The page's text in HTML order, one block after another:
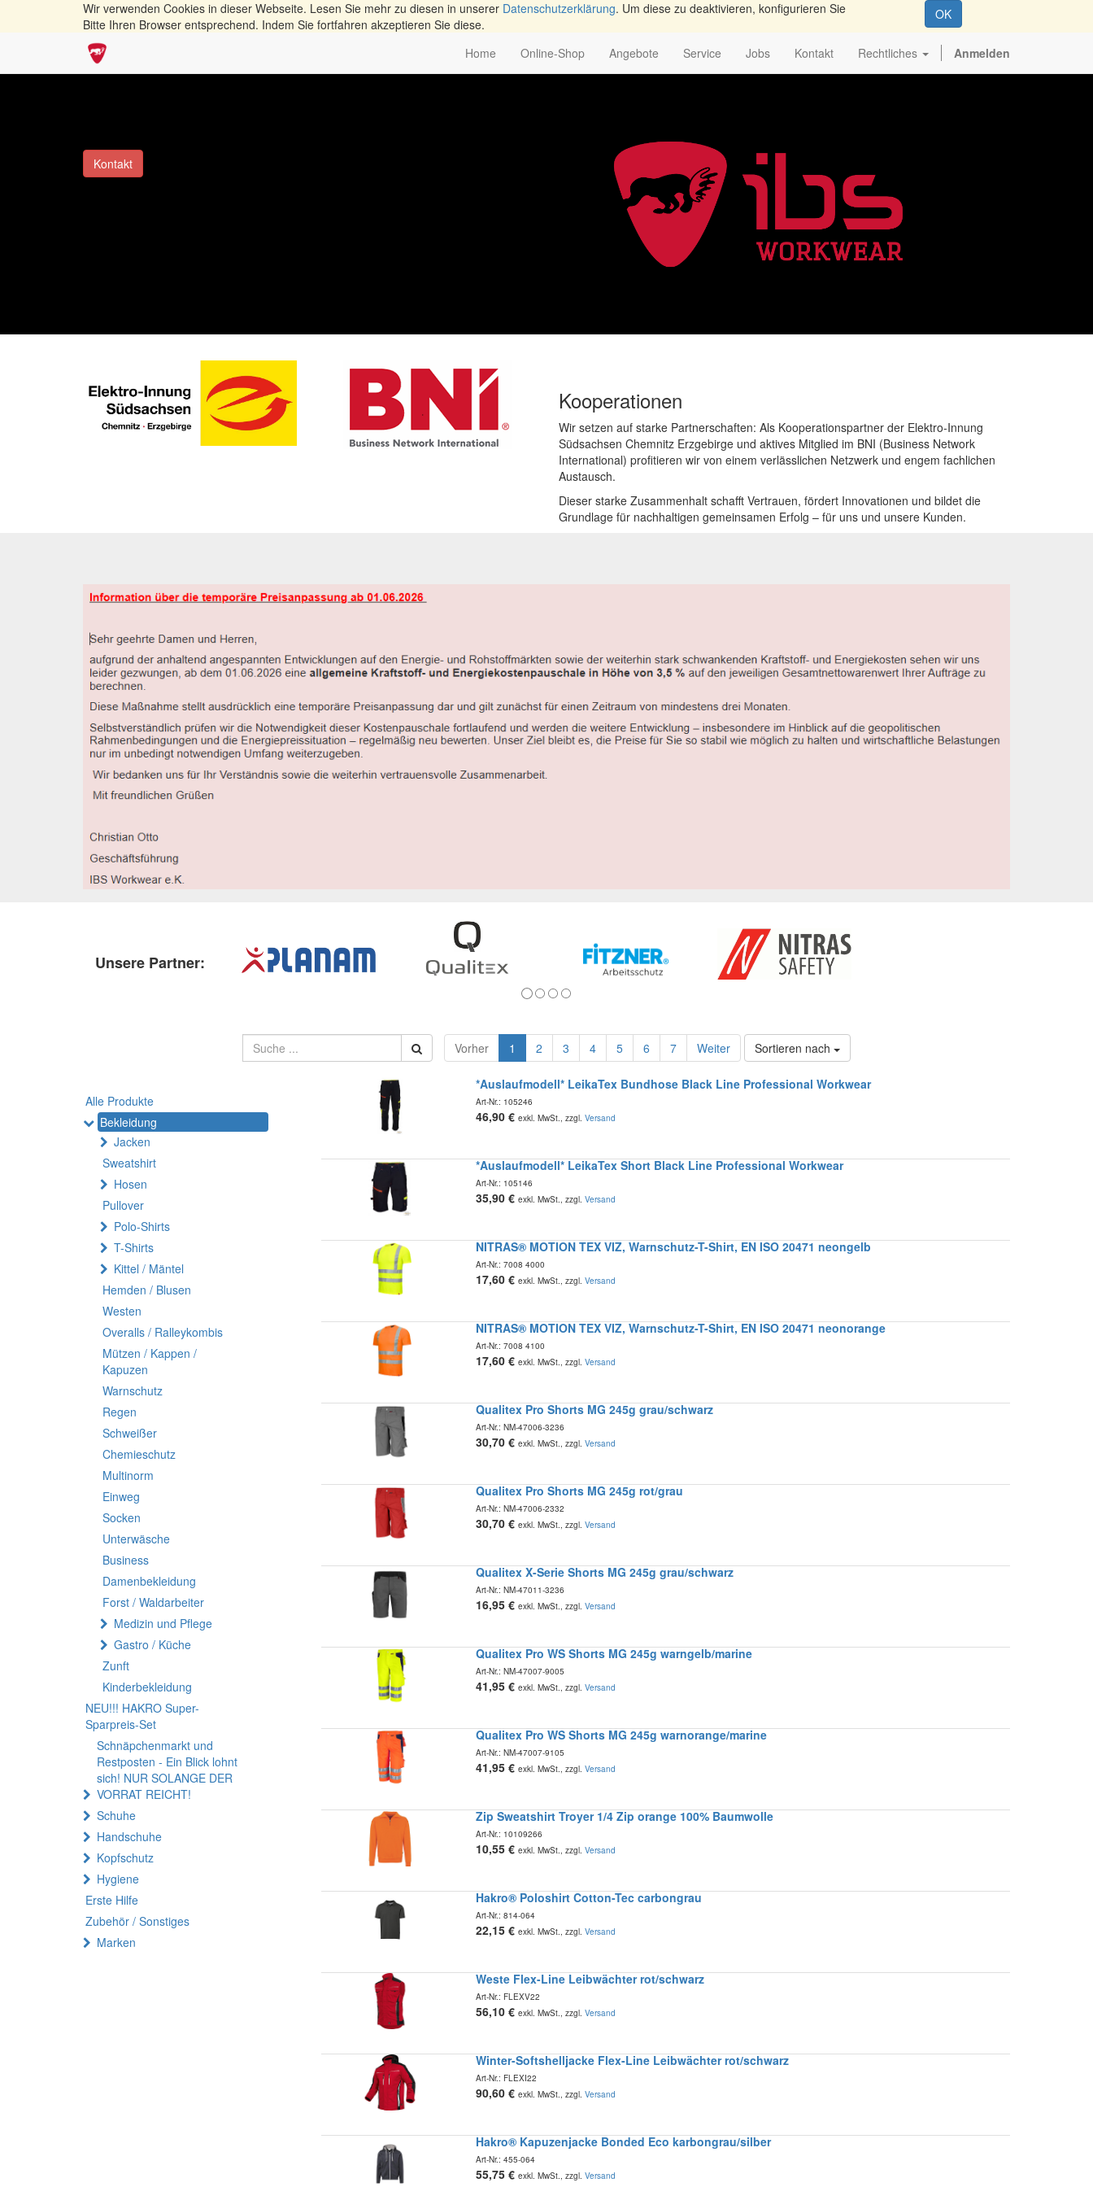
Wir verwenden Cookies in dieser Webseite. Lesen Sie mehr zu diesen in unserer Datenschutzerklärung. Um diese zu deaktivieren, konfigurieren Sie
Bitte Ihren Browser entsprechend. Indem Sie fortfahren akzeptieren Sie diese.
OK
Home Online-Shop Angebote Service Jobs Kontakt Rechtliches Anmelden
Kontakt
Kooperationen
Wir setzen auf starke Partnerschaften: Als Kooperationspartner der Elektro-Innung
Südsachsen Chemnitz Erzgebirge und aktives Mitglied im BNI (Business Network
International) profitieren wir von einem verlässlichen Netzwerk und engem fachlichen
Austausch.
Dieser starke Zusammenhalt schafft Vertrauen, fördert Innovationen und bildet die
Grundlage für nachhaltigen gemeinsamen Erfolg – für uns und unsere Kunden.
Unsere Partner:
Vorher 1 2 3 4 5 6 7 Weiter Sortieren nach
Alle Produkte
Bekleidung
Jacken
Sweatshirt
Hosen
Pullover
Polo-Shirts
T-Shirts
Kittel / Mäntel
Hemden / Blusen
Westen
Overalls / Ralleykombis
Mützen / Kappen /
Kapuzen
Warnschutz
Regen
Schweißer
Chemieschutz
Multinorm
Einweg
Socken
Unterwäsche
Business
Damenbekleidung
Forst / Waldarbeiter
Medizin und Pflege
Gastro / Küche
Zunft
Kinderbekleidung
NEU!!! HAKRO Super-
Sparpreis-Set
Schnäpchenmarkt und
Restposten - Ein Blick lohnt
sich! NUR SOLANGE DER
VORRAT REICHT!
Schuhe
Handschuhe
Kopfschutz
Hygiene
Erste Hilfe
Zubehör / Sonstiges
Marken
*Auslaufmodell* LeikaTex Bundhose Black Line Professional Workwear
Art-Nr.: 105246
46,90€ exkl. MwSt., zzgl. Versand
*Auslaufmodell* LeikaTex Short Black Line Professional Workwear
Art-Nr.: 105146
35,90€ exkl. MwSt., zzgl. Versand
NITRAS® MOTION TEX VIZ, Warnschutz-T-Shirt, EN ISO 20471 neongelb
Art-Nr.: 7008 4000
17,60€ exkl. MwSt., zzgl. Versand
NITRAS® MOTION TEX VIZ, Warnschutz-T-Shirt, EN ISO 20471 neonorange
Art-Nr.: 7008 4100
17,60€ exkl. MwSt., zzgl. Versand
Qualitex Pro Shorts MG 245g grau/schwarz
Art-Nr.: NM-47006-3236
30,70€ exkl. MwSt., zzgl. Versand
Qualitex Pro Shorts MG 245g rot/grau
Art-Nr.: NM-47006-2332
30,70€ exkl. MwSt., zzgl. Versand
Qualitex X-Serie Shorts MG 245g grau/schwarz
Art-Nr.: NM-47011-3236
16,95€ exkl. MwSt., zzgl. Versand
Qualitex Pro WS Shorts MG 245g warngelb/marine
Art-Nr.: NM-47007-9005
41,95€ exkl. MwSt., zzgl. Versand
Qualitex Pro WS Shorts MG 245g warnorange/marine
Art-Nr.: NM-47007-9105
41,95€ exkl. MwSt., zzgl. Versand
Zip Sweatshirt Troyer 1/4 Zip orange 100% Baumwolle
Art-Nr.: 10109266
10,55€ exkl. MwSt., zzgl. Versand
Hakro® Poloshirt Cotton-Tec carbongrau
Art-Nr.: 814-064
22,15€ exkl. MwSt., zzgl. Versand
Weste Flex-Line Leibwächter rot/schwarz
Art-Nr.: FLEXV22
56,10€ exkl. MwSt., zzgl. Versand
Winter-Softshelljacke Flex-Line Leibwächter rot/schwarz
Art-Nr.: FLEXI22
90,60€ exkl. MwSt., zzgl. Versand
Hakro® Kapuzenjacke Bonded Eco karbongrau/silber
Art-Nr.: 455-064
55,75€ exkl. MwSt., zzgl. Versand